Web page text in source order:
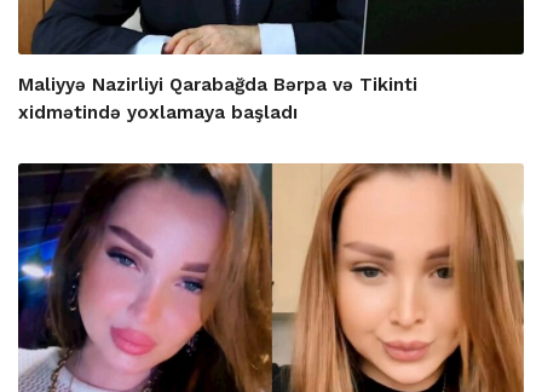
Maliyyə Nazirliyi Qarabağda Bərpa və Tikinti
xidmətində yoxlamaya başladı